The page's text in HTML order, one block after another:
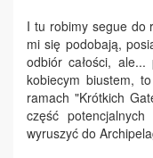
I tu robimy segue do
mi się podobają,
odbiór całości,
kobiecym biustem,
ramach "Krótkich
część
wyruszyć do